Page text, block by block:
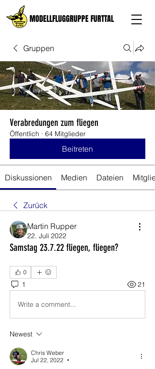
MODELLFLUGGRUPPE FURTTAL
Gruppen
Verabredungen zum fliegen
Öffentlich · 64 Mitglieder
Beitreten
Diskussionen Medien Dateien
Zurück
Martin Rupper
22. Juli 2022
Samstag 23.7.22 fliegen, fliegen?
0
1 21
Write a comment...
Newest
Chris Weber
Jul 22, 2022
•